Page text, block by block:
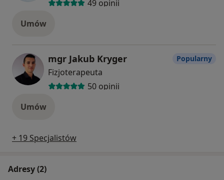
49 opinii
Umów
mgr Jakub Kryger
Fizjoterapeuta
50 opinii
Popularny
Umów
+ 19 Specjalistów
Adresy (2)